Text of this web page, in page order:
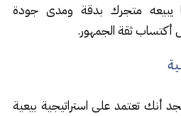
ما يبيعه متجرك بدقة ومدى جودة
ثقة الجمهور.
أنك تعتمد على استراتيجية بيعية